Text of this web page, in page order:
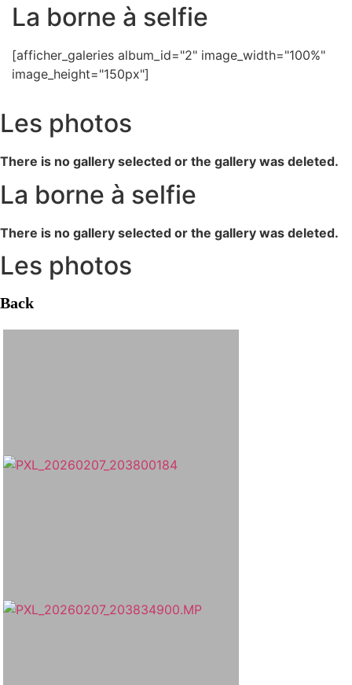
La borne à selfie
[afficher_galeries album_id="2" image_width="100%"
image_height="150px"]
Les photos
There is no gallery selected or the gallery was deleted.
La borne à selfie
There is no gallery selected or the gallery was deleted.
Les photos
Back